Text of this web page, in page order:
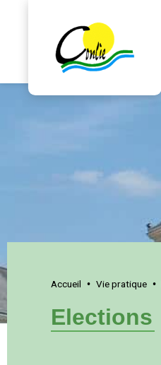
Accueil • Vie pratique •
Elections